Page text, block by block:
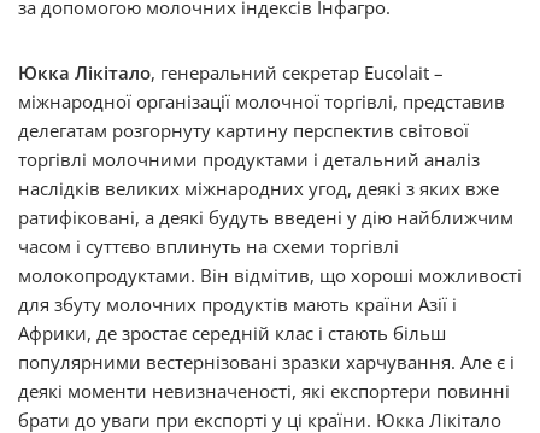
за допомогою молочних індексів Інфагро.
Юкка Лікітало, генеральний секретар Eucolait –
міжнародної організації молочної торгівлі, представив
делегатам розгорнуту картину перспектив світової
торгівлі молочними продуктами і детальний аналіз
наслідків великих міжнародних угод, деякі з яких вже
ратифіковані, а деякі будуть введені у дію найближчим
часом і суттєво вплинуть на схеми торгівлі
молокопродуктами. Він відмітив, що хороші можливості
для збуту молочних продуктів мають країни Азії і
Африки, де зростає середній клас і стають більш
популярними вестернізовані зразки харчування. Але є і
деякі моменти невизначеності, які експортери повинні
брати до уваги при експорті у ці країни. Юкка Лікітало